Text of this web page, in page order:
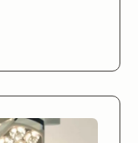
mit Kompetenz und